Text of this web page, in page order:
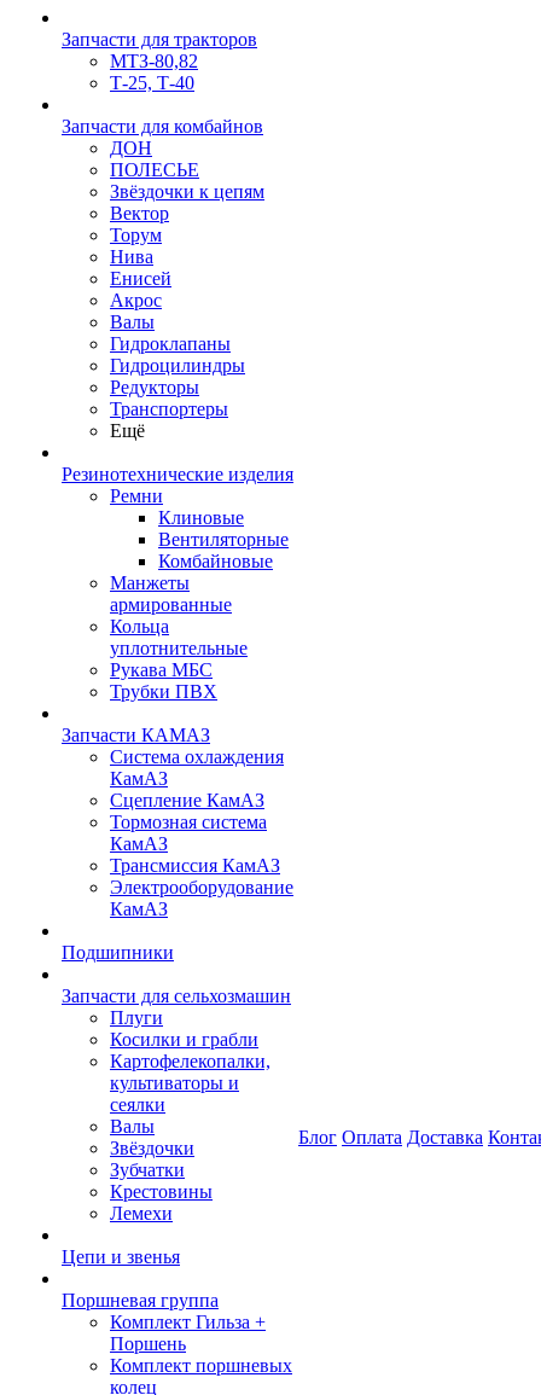
Запчасти для тракторов
МТЗ-80,82
Т-25, Т-40
Запчасти для комбайнов
ДОН
ПОЛЕСЬЕ
Звёздочки к цепям
Вектор
Торум
Нива
Енисей
Акрос
Валы
Гидроклапаны
Гидроцилиндры
Редукторы
Транспортеры
Ещё
Резинотехнические изделия
Ремни
Клиновые
Вентиляторные
Комбайновые
Манжеты
армированные
Кольца
уплотнительные
Рукава МБС
Трубки ПВХ
Запчасти КАМАЗ
Система охлаждения
КамАЗ
Сцепление КамАЗ
Тормозная система
КамАЗ
Трансмиссия КамАЗ
Электрооборудование
КамАЗ
Подшипники
Запчасти для сельхозмашин
Плуги
Косилки и грабли
Картофелекопалки,
культиваторы и
сеялки
Валы
Звёздочки
Зубчатки
Крестовины
Лемехи
Цепи и звенья
Поршневая группа
Комплект Гильза +
Поршень
Комплект поршневых
колец
Блог Оплата Доставка